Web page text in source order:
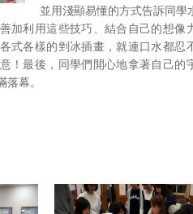
並用淺顯易懂的方式告訴同學
加利用這些技巧、結合自己的想像
式各樣的剉冰插畫，就連口水都忍
！最後，同學們開心地拿著自己的
幕。